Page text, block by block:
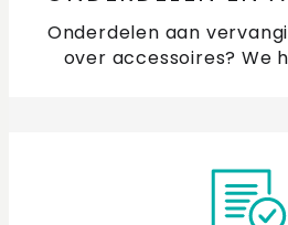
Onderdelen aan
over accessoires? We